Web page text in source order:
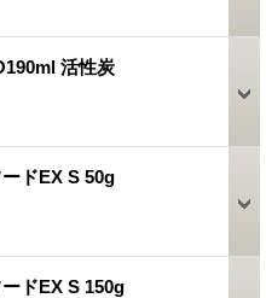
活性炭
ードEX S 50g
ードEX S 150g